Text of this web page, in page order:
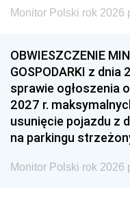
Monitor Polski rok 2026
OBWIESZCZENIE
GOSPODARKI z dnia
sprawie ogłoszenia
2027 r.
usunięcie pojazdu z
na parkingu
Monitor Polski rok 2026